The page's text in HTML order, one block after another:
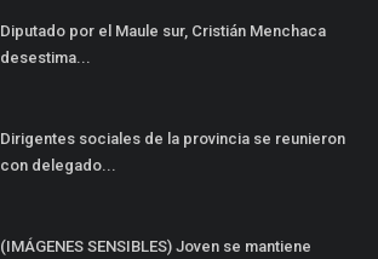
Diputado por el Maule sur, Cristián Menchaca
desestima...
Dirigentes sociales de la provincia se reunieron
con delegado...
(IMÁGENES SENSIBLES) Joven se mantiene